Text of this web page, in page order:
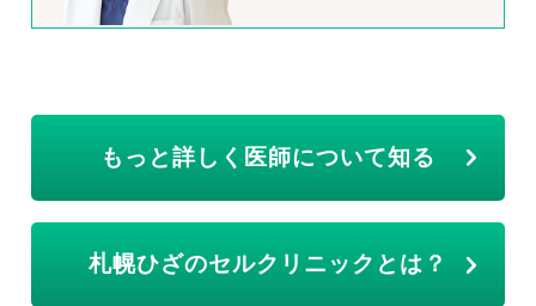
もっと詳しく医師について知る
札幌ひざのセルクリニックとは？